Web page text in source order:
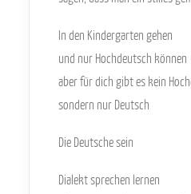
In den Kindergarten gehen
und nur Hochdeutsch können
aber für dich gibt es kein
sondern nur Deutsch
Die Deutsche sein
Dialekt sprechen lernen